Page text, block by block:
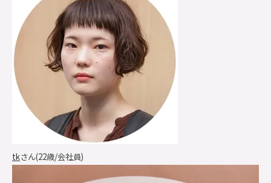
tkさん(22歳/会社員)